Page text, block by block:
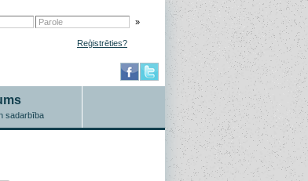
»
Reģistrēties?
sadarbība